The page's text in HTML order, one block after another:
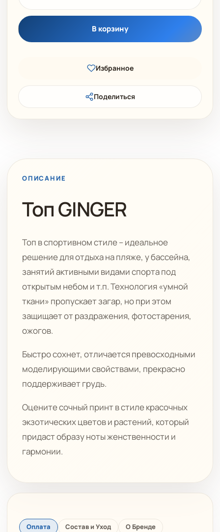
В корзину
Избранное
Поделиться
ОПИСАНИЕ
Топ GINGER
Топ в спортивном стиле – идеальное
решение для отдыха на пляже, у бассейна,
занятий активными видами спорта под
открытым небом и т.п. Технология «умной
ткани» пропускает загар, но при этом
защищает от раздражения, фотостарения,
ожогов.
Быстро сохнет, отличается превосходными
моделирующими свойствами, прекрасно
поддерживает грудь.
Оцените сочный принт в стиле красочных
экзотических цветов и растений, который
придаст образу ноты женственности и
гармонии.
Оплата Состав и Уход О Бренде